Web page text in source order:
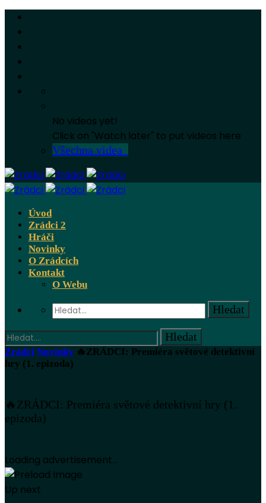
No videos yet!
Click on "Watch later" to put videos here
Všechna videa
Úvod
Zrádci 2
Hráči
Novinky
O Zrádcích
Kontakt
O Webu
Zrádci Novinky 🔥ZRÁDCI: Premiéra světové detektivní
hry (1. epizoda)
🔥ZRÁDCI: Premiéra světové detektivní hry (1.
epizoda)
Loading advertisement...
Up next